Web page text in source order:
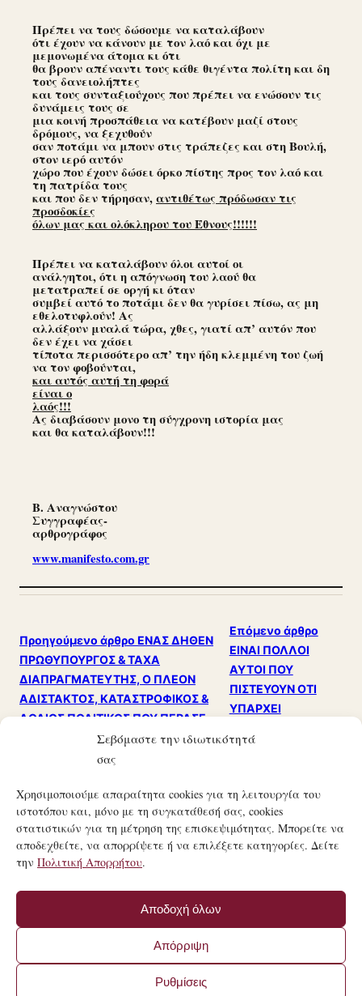
Σεβόμαστε την ιδιωτικότητά
σας
Χρησιμοποιούμε απαραίτητα cookies για τη λειτουργία του
ιστοτόπου και, μόνο με τη συγκατάθεσή σας, cookies
στατιστικών για τη μέτρηση της επισκεψιμότητας. Μπορείτε να
αποδεχθείτε, να απορρίψετε ή να επιλέξετε κατηγορίες. Δείτε
την Πολιτική Απορρήτου.
Αποδοχή όλων
Απόρριψη
Ρυθμίσεις
Πρέπει να τους δώσουμε να καταλάβουν
ότι έχουν να κάνουν με τον λαό και όχι με
μεμονωμένα άτομα κι ότι
θα βρουν απέναντι τους κάθε θιγέντα πολίτη και δη
τους δανειολήπτες
και τους συνταξιούχους που πρέπει να ενώσουν τις
δυνάμεις τους σε
μια κοινή προσπάθεια να κατέβουν μαζί στους
δρόμους, να ξεχυθούν
σαν ποτάμι να μπουν στις τράπεζες και στη Βουλή,
στον ιερό αυτόν
χώρο που έχουν δώσει όρκο πίστης προς τον λαό και
τη πατρίδα τους
και που δεν τήρησαν,αντιθέτως πρόδωσαν τις
προσδοκίες
όλων μας και ολόκληρου του Έθνους!!!!!!
Πρέπει να καταλάβουν όλοι αυτοί οι
ανάλγητοι, ότι η απόγνωση του λαού θα
μετατραπεί σε οργή κι όταν
συμβεί αυτό το ποτάμι δεν θα γυρίσει πίσω, ας μη
εθελοτυφλούν! Ας
αλλάξουν μυαλά τώρα, χθες, γιατί απ’ αυτόν που
δεν έχει να χάσει
τίποτα περισσότερο απ’ την ήδη κλεμμένη του ζωή
να τον φοβούνται,
και αυτός αυτή τη φορά
είναι ο
λαός!!!
Ας διαβάσουν μονο τη σύγχρονη ιστορία μας
και θα καταλάβουν!!!
Β. Αναγνώστου
Συγγραφέας-
αρθρογράφος
www.manifesto.com.gr
Προηγούμενο άρθρο ΕΝΑΣ ΔΗΘΕΝ
ΠΡΩΘΥΠΟΥΡΓΟΣ & ΤΑΧΑ
ΔΙΑΠΡΑΓΜΑΤΕΥΤΗΣ, Ο ΠΛΕΟΝ
ΑΔΙΣΤΑΚΤΟΣ, ΚΑΤΑΣΤΡΟΦΙΚΟΣ &
ΑΘΛΙΟΣ ΠΟΛΙΤΙΚΟΣ ΠΟΥ ΠΕΡΑΣΕ
ΠΟΤΕ ΑΠΟ ΤΟΝ ΤΟΠΟ!!!
Επόμενο άρθρο
ΕΙΝΑΙ ΠΟΛΛΟΙ
ΑΥΤΟΙ ΠΟΥ
ΠΙΣΤΕΥΟΥΝ ΟΤΙ
ΥΠΑΡΧΕΙ
ΑΥΤΗ ΤΗ ΧΩΡΑ;
21ΟΣ ΑΙΏΝΑΣ
ΠΟΛΙΤΙΚΉ ΑΠΟΡΡΉΤΟΥ
ΚΑΤΑΣΚΕΥΉ ΙΣΤΟΣΕΛΊΔΑΣ BY